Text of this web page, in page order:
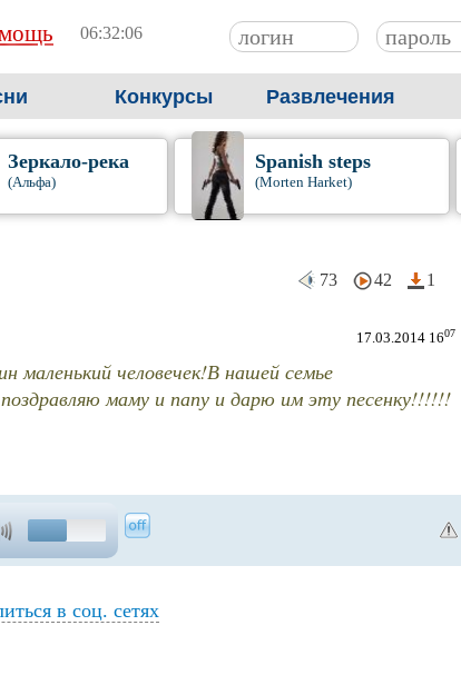
06:32:07
Конкурсы Развлечения
Зеркало-река
(Альфа)
Spanish steps
(Morten Harket)
73 42 1
17.03.2014 1607
маленький человечек!В нашей семье
маму и папу и дарю им эту песенку!!!!!!
в соц. сетях